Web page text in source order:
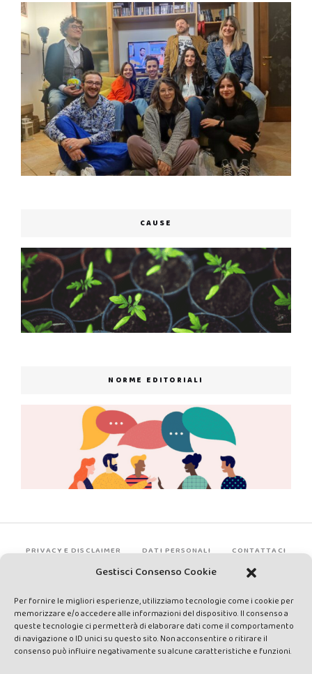
Gestisci Consenso Cookie
Per fornire le migliori esperienze, utilizziamo tecnologie come i cookie per
memorizzare e/o accedere alle informazioni del dispositivo. Il consenso a
queste tecnologie ci permetterà di elaborare dati come il comportamento
di navigazione o ID unici su questo sito. Non acconsentire o ritirare il
consenso può influire negativamente su alcune caratteristiche e funzioni.
CAUSE
NORME EDITORIALI
PRIVACY E DISCLAIMER DATI PERSONALI CONTATTACI